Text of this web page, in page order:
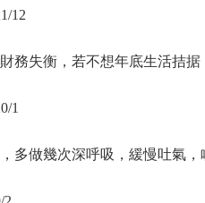
12
失衡，若不想年底生活拮据
1
做幾次深呼吸，緩慢吐氣，